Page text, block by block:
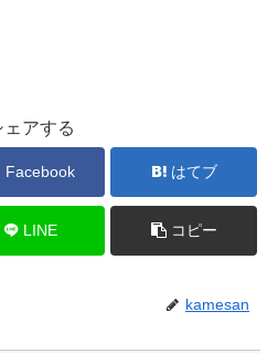
ェアする
Facebook はてブ
LINE コピー
kamesan